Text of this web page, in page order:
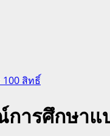
สิทธิ์
ารศึกษาแ